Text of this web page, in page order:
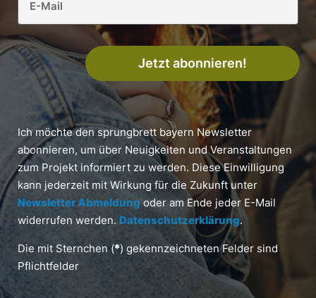
Jetzt abonnieren!
Ich möchte den sprungbrett bayern Newsletter
abonnieren, um über Neuigkeiten und Veranstaltungen
zum Projekt informiert zu werden. Diese Einwilligung
kann jederzeit mit Wirkung für die Zukunft unter
Newsletter Abmeldung oder am Ende jeder E-Mail
widerrufen werden. Datenschutzerklärung.
Die mit Sternchen (*) gekennzeichneten Felder sind
Pflichtfelder